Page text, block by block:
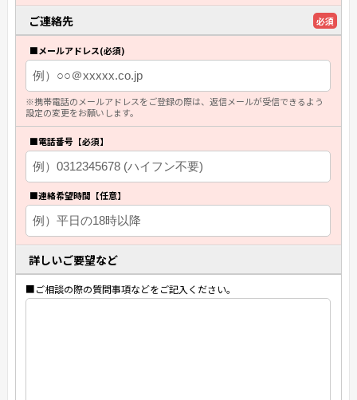
ご連絡先 必須
■メールアドレス(必須)
※携帯電話のメールアドレスをご登録の際は、返信メールが受信できるよう
設定の変更をお願いします。
■電話番号【必須】
■連絡希望時間【任意】
詳しいご要望など
■ご相談の際の質問事項などをご記入ください。